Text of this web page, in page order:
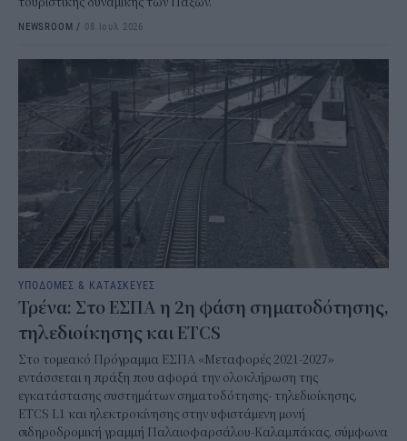
NEWSROOM / 08 Ιουλ 2026
ΥΠΟΔΟΜΕΣ & ΚΑΤΑΣΚΕΥΕΣ
Τρένα: Στο ΕΣΠΑ η 2η φάση σηματοδότησης,
τηλεδιοίκησης και ETCS
Στο τομεακό Πρόγραμμα ΕΣΠΑ «Μεταφορές 2021-2027»
εντάσσεται η πράξη που αφορά την ολοκλήρωση της
εγκατάστασης συστημάτων σηματοδότησης- τηλεδιοίκησης,
ETCS L1 και ηλεκτροκίνησης στην υφιστάμενη μονή
σιδηροδρομική γραμμή Παλαιοφαρσάλου-Καλαμπάκας, σύμφωνα